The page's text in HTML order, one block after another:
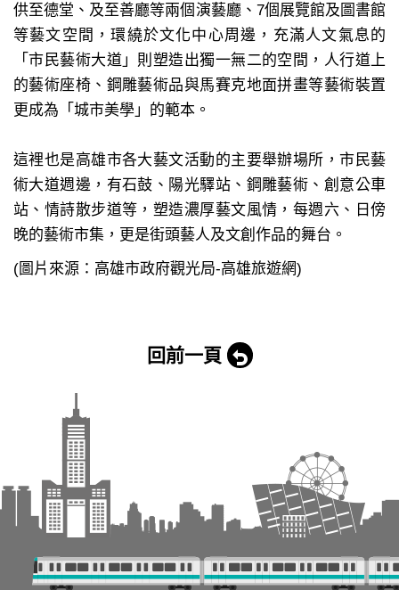
供至德堂、及至善廳等兩個演藝廳、7個展覽館及圖書館
等藝文空間，環繞於文化中心周邊，充滿人文氣息的
「市民藝術大道」則塑造出獨一無二的空間，人行道上
的藝術座椅、鋼雕藝術品與馬賽克地面拼畫等藝術裝置
更成為「城市美學」的範本。
這裡也是高雄市各大藝文活動的主要舉辦場所，市民藝
術大道週邊，有石鼓、陽光驛站、鋼雕藝術、創意公車
站、情詩散步道等，塑造濃厚藝文風情，每週六、日傍
晚的藝術市集，更是街頭藝人及文創作品的舞台。
(圖片來源：高雄市政府觀光局-高雄旅遊網)
回前一頁